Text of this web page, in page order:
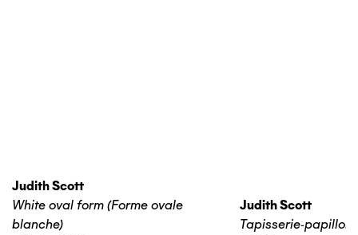
Judith Scott
White oval form (Forme ovale
blanche)
Judith Scott
Tapisserie-papillon